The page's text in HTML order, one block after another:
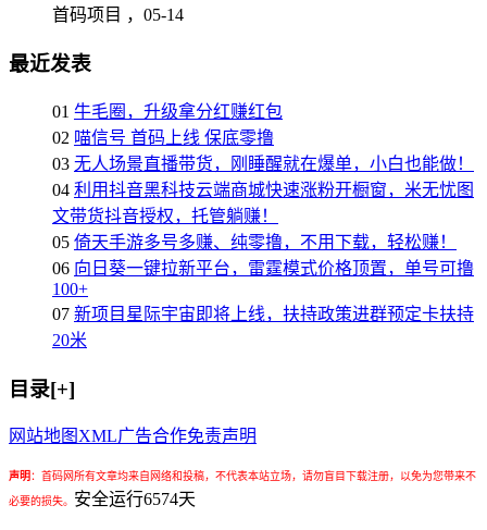
首码项目 ， 05-14
最近发表
01 牛毛圈，升级拿分红赚红包
02 喵信号 首码上线 保底零撸
03 无人场景直播带货，刚睡醒就在爆单，小白也能做！
04 利用抖音黑科技云端商城快速涨粉开橱窗，米无忧图
文带货抖音授权，托管躺赚！
05 倚天手游多号多赚、纯零撸，不用下载，轻松赚！
06 向日葵一键拉新平台，雷霆模式价格顶置，单号可撸
100+
07 新项目星际宇宙即将上线，扶持政策进群预定卡扶持
20米
目录[+]
网站地图 XML广告合作免责声明
声明： 首码网所有文章均来自网络和投稿，不代表本站立场，请勿盲目下载注册，以免为您带来不
必要的损失。 安全运行6574天